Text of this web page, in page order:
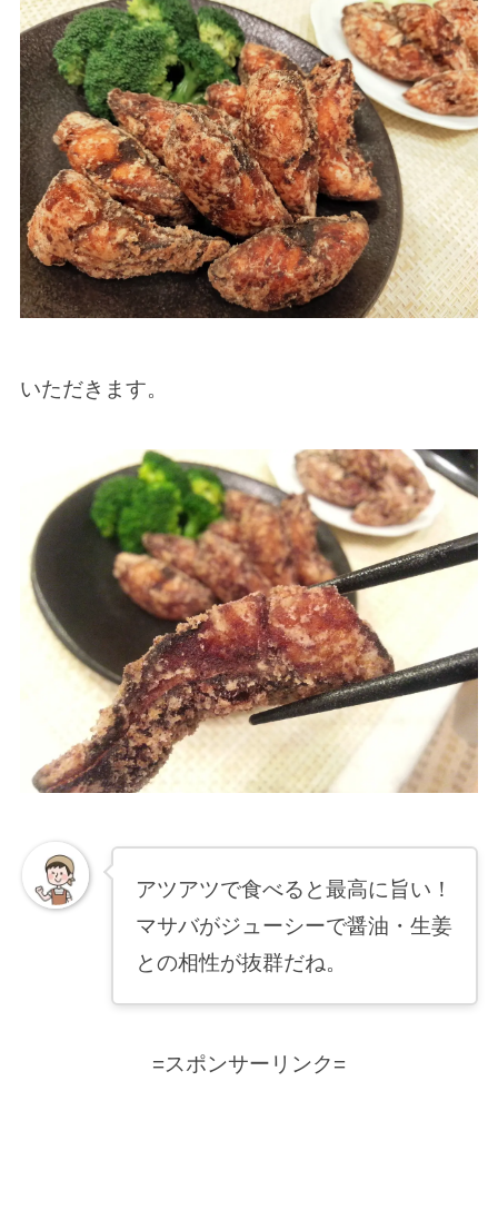
いただきます。
アツアツで食べると最高に旨い！
マサバがジューシーで醤油・生姜
との相性が抜群だね。
=スポンサーリンク=